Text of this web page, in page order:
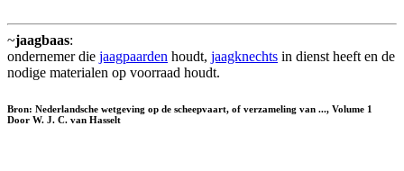
~jaagbaas:
ondernemer die jaagpaarden houdt, jaagknechts in dienst heeft en de
nodige materialen op voorraad houdt.
Bron: Nederlandsche wetgeving op de scheepvaart, of verzameling van ..., Volume 1
Door W. J. C. van Hasselt